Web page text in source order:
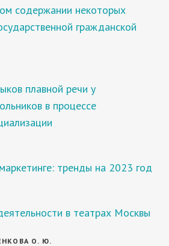
содержании некоторых
гражданской
плавной речи у
в процессе
тренды на 2023 год
в театрах Москвы
О. Ю.